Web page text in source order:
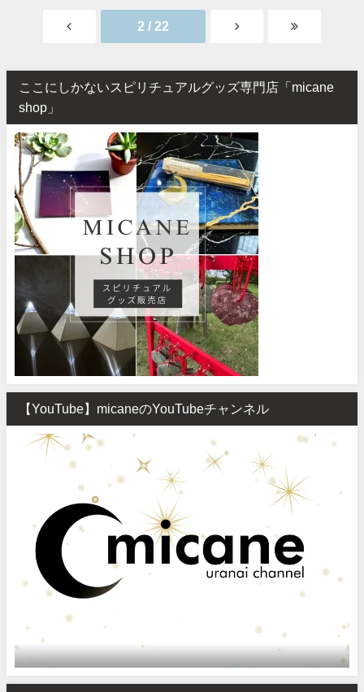
2 / 22
ここにしかないスピリチュアルグッズ専門店「micane
shop」
【YouTube】micaneのYouTubeチャンネル